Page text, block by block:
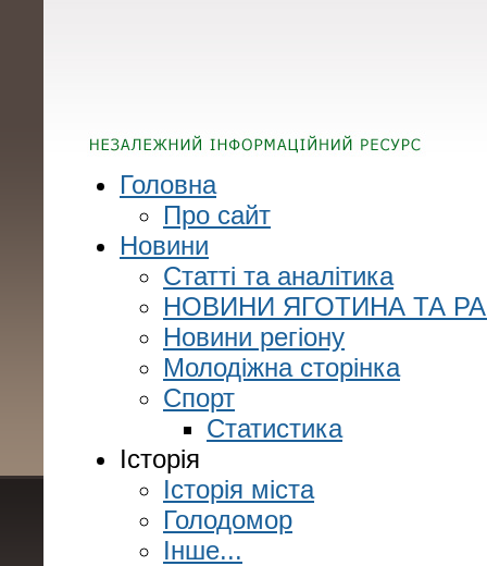
Головна
Про сайт
Новини
Статті та аналітика
НОВИНИ ЯГОТИНА ТА
Новини регіону
Молодіжна сторінка
Спорт
Статистика
Історія
Історія міста
Голодомор
Інше...